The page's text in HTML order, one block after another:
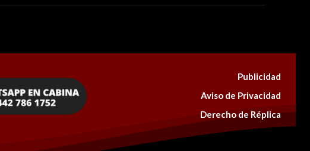
Publicidad
Aviso de Privacidad
Derecho de Réplica